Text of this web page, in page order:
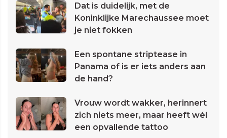
Dat is duidelijk, met de
Koninklijke Marechaussee moet
je niet fokken
Een spontane striptease in
Panama of is er iets anders aan
de hand?
Vrouw wordt wakker, herinnert
zich niets meer, maar heeft wél
een opvallende tattoo